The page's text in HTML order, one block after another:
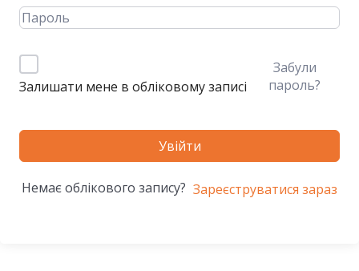
Залишати мене в обліковому записі
Забули
пароль?
Увійти
Немає облікового запису? Зареєструватися зараз